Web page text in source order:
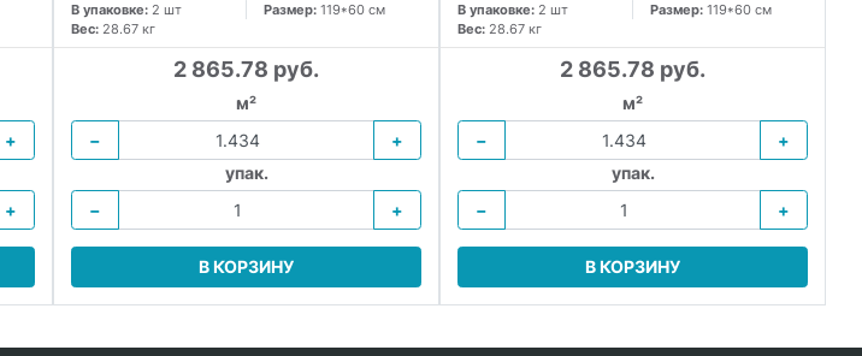
+
+
В упаковке: 2 шт Размер: 119*60 см
Вес: 28.67 кг
2 865.78 руб.
м²
−
+
упак.
−
+
В КОРЗИНУ
В упаковке: 2 шт Размер: 119*60 см
Вес: 28.67 кг
2 865.78 руб.
м²
−
+
упак.
−
+
В КОРЗИНУ